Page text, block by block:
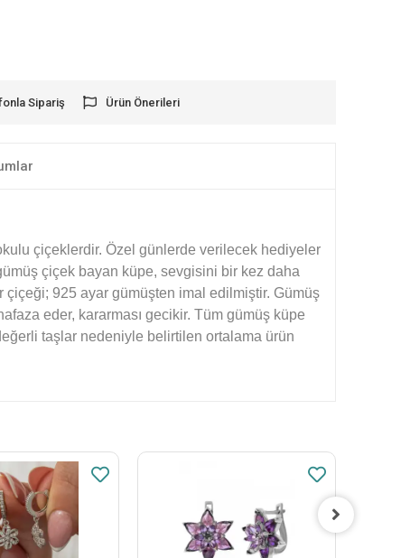
Sipariş Ürün Önerileri
çiçeklerdir. Özel günlerde verilecek hediyeler
çiçek bayan küpe, sevgisini bir kez daha
925 ayar gümüşten imal edilmiştir. Gümüş
eder, kararması gecikir. Tüm gümüş küpe
taşlar nedeniyle belirtilen ortalama ürün